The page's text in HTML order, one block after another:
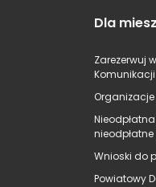
Dla
Zarezerwuj
Komunikacji
Wnioski do
Powiatowy